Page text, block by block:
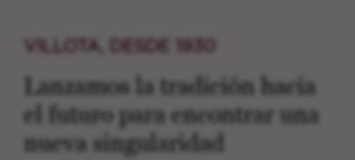
VILLOTA, DESDE 1930
Lanzamos la tradición hacia
el futuro para encontrar una
nueva singularidad